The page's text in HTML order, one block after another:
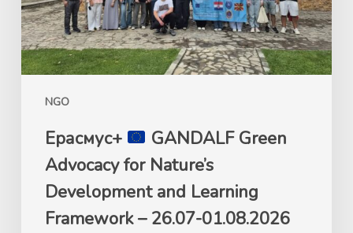
NGO
Nature’s
Development
and
Learning
26.07-
01.08.2026
Кочани,
Македонија
Ерасмус+
GANDALF Green
Advocacy for Nature’s
Development and Learning
Framework – 26.07-01.08.2026